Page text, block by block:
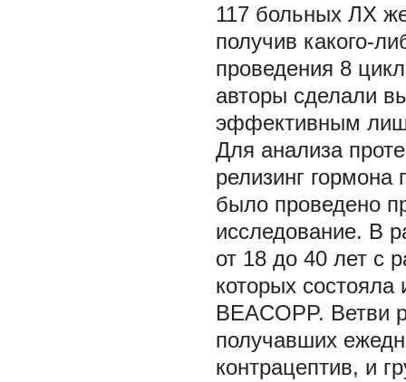
117 больных ЛХ
получив какого-
проведения 8
авторы сделали
эффективным
Для анализа
релизинг гормона
было проведено
исследование. В
от 18 до 40 лет с
которых
BEACOPP. Ветви
получавших
контрацептив, и